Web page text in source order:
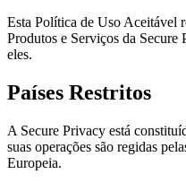
Esta Política de Uso Aceitável
Produtos e Serviços da Secure
eles.
Países Restritos
A Secure Privacy está
suas operações são regidas
Europeia.